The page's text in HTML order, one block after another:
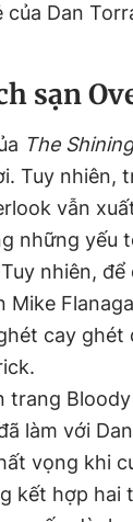
Dan
sạn
The Shining
Tuy nhiên,
vẫn
những yếu
nhiên,
Mike
cay ghét
trang
làm với
vọng khi
kết hợp hai